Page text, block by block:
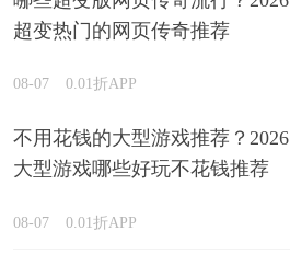
超变热门的网页传奇推荐
08-07 0.01折APP
不用花钱的大型游戏推荐？2026
大型游戏哪些好玩不花钱推荐
08-07 0.01折APP